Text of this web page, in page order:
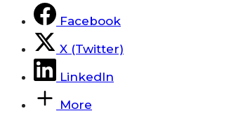
Facebook
X (Twitter)
LinkedIn
More